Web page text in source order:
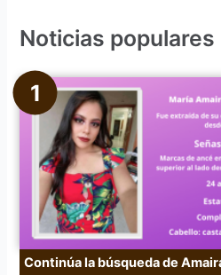
a
o
Noticias populares
Continúa la búsqueda de